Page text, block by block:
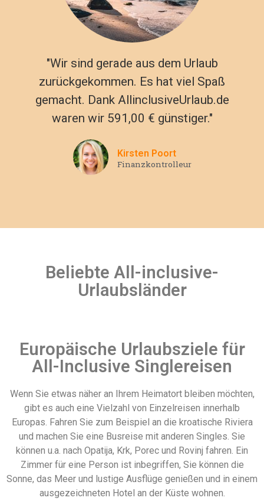
"Wir sind gerade aus dem Urlaub
zurückgekommen. Es hat viel Spaß
gemacht. Dank AllinclusiveUrlaub.de
waren wir 591,00 € günstiger."
Kirsten Poort
Finanzkontrolleur
Beliebte All-inclusive-
Urlaubsländer
Europäische Urlaubsziele für
All-Inclusive Singlereisen
Wenn Sie etwas näher an Ihrem Heimatort bleiben möchten,
gibt es auch eine Vielzahl von Einzelreisen innerhalb
Europas. Fahren Sie zum Beispiel an die kroatische Riviera
und machen Sie eine Busreise mit anderen Singles. Sie
können u.a. nach Opatija, Krk, Porec und Rovinj fahren. Ein
Zimmer für eine Person ist inbegriffen, Sie können die
Sonne, das Meer und lustige Ausflüge genießen und in einem
ausgezeichneten Hotel an der Küste wohnen.